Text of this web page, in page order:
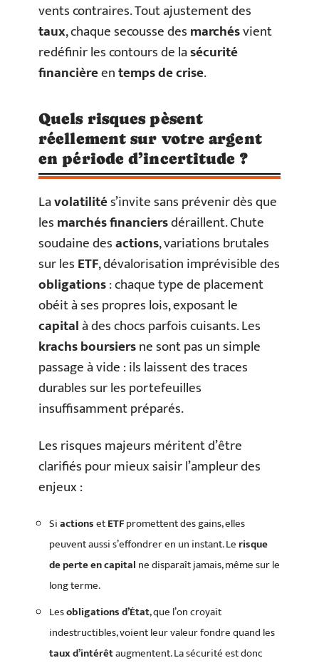
vents contraires. Tout ajustement des
taux, chaque secousse desmarchésvient
redéfinir les contours de lasécurité
financièreentemps de crise.
Quels risques pèsent
réellement sur votre argent
en période d’incertitude ?
Lavolatilités’invite sans prévenir dès que
lesmarchés financiersdéraillent. Chute
soudaine desactions, variations brutales
sur lesETF, dévalorisation imprévisible des
obligations: chaque type de placement
obéit à ses propres lois, exposant le
capitalà des chocs parfois cuisants. Les
krachs boursiersne sont pas un simple
passage à vide : ils laissent des traces
durables sur les portefeuilles
insuffisamment préparés.
Les risques majeurs méritent d’être
clarifiés pour mieux saisir l’ampleur des
enjeux :
SiactionsetETFpromettent des gains, elles
peuvent aussi s’effondrer en un instant. Le risque
de perte en capital ne disparaît jamais, même sur le
long terme.
Lesobligations d’État, que l’on croyait
indestructibles, voient leur valeur fondre quand les
taux d’intérêtaugmentent. La sécurité est donc